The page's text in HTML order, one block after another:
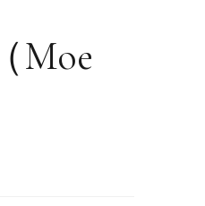
Moe